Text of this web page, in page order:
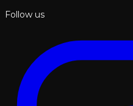
Follow us